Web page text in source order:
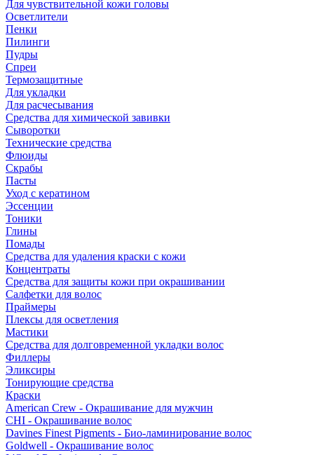
Для чувствительной кожи головы
Осветлители
Пенки
Пилинги
Пудры
Спреи
Термозащитные
Для укладки
Для расчесывания
Средства для химической завивки
Сыворотки
Технические средства
Флюиды
Скрабы
Пасты
Уход с кератином
Эссенции
Тоники
Глины
Помады
Средства для удаления краски с кожи
Концентраты
Средства для защиты кожи при окрашивании
Салфетки для волос
Праймеры
Плексы для осветления
Мастики
Средства для долговременной укладки волос
Филлеры
Эликсиры
Тонирующие средства
Краски
American Crew - Окрашивание для мужчин
CHI - Окрашивание волос
Davines Finest Pigments - Био-ламинирование волос
Goldwell - Окрашивание волос